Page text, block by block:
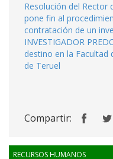
Resolución del Rector
pone fin al
contratación de un
INVESTIGADOR
destino en la Facultad
de Teruel
Compartir:
RECURSOS HUMANOS